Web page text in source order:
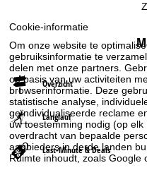
Cookie-informatie
Om onze website te
gebruiksinformatie te
delen met onze partners.
op basis van uw activiteiten
browserinformatie. Deze
statistische analyse,
geïndividualiseerde reclame
uw toestemming nodig (op
overdracht van bepaalde
aanbieders in derde landen
Ruimte inhoudt, zoals Google
Overzicht
Langlauf
Last-Minute & Deals